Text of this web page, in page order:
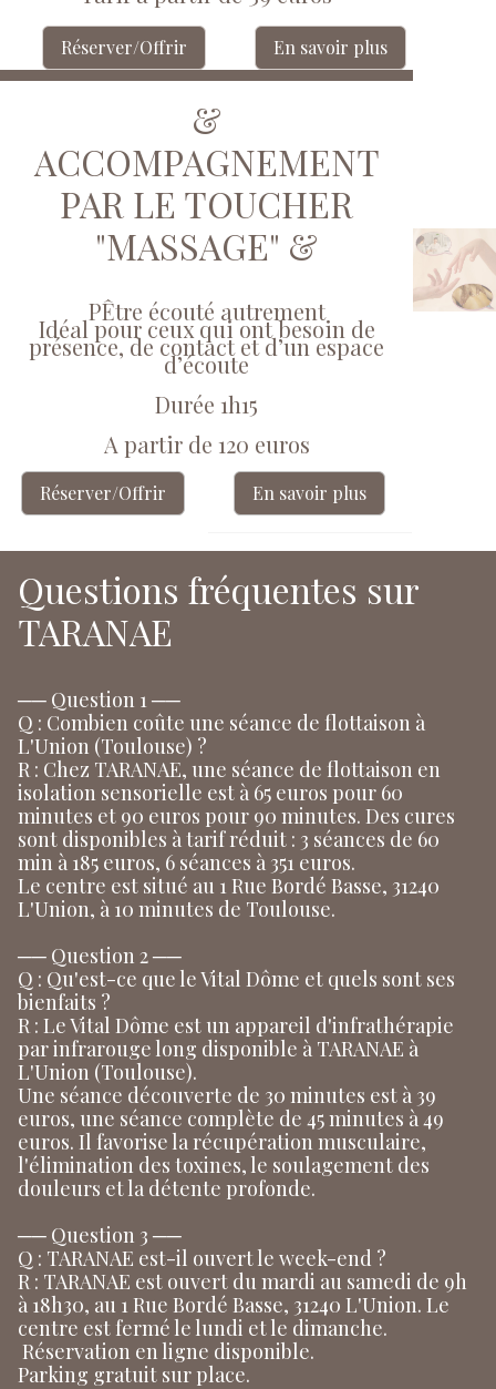
Réserver/Offrir En savoir plus
&
ACCOMPAGNEMENT
PAR LE TOUCHER
"MASSAGE" &
PÊtre écouté autrement
Idéal pour ceux qui ont besoin de
présence, de contact et d’un espace
d’écoute
Durée 1h15
A partir de 120 euros
Réserver/Offrir En savoir plus
Questions fréquentes sur
TARANAE
── Question 1 ──
Q : Combien coûte une séance de flottaison à
L'Union (Toulouse) ?
R : Chez TARANAE, une séance de flottaison en
isolation sensorielle est à 65 euros pour 60
minutes et 90 euros pour 90 minutes. Des cures
sont disponibles à tarif réduit : 3 séances de 60
min à 185 euros, 6 séances à 351 euros.
Le centre est situé au 1 Rue Bordé Basse, 31240
L'Union, à 10 minutes de Toulouse.
── Question 2 ──
Q : Qu'est-ce que le Vital Dôme et quels sont ses
bienfaits ?
R : Le Vital Dôme est un appareil d'infrathérapie
par infrarouge long disponible à TARANAE à
L'Union (Toulouse).
Une séance découverte de 30 minutes est à 39
euros, une séance complète de 45 minutes à 49
euros. Il favorise la récupération musculaire,
l'élimination des toxines, le soulagement des
douleurs et la détente profonde.
── Question 3 ──
Q : TARANAE est-il ouvert le week-end ?
R : TARANAE est ouvert du mardi au samedi de 9h
à 18h30, au 1 Rue Bordé Basse, 31240 L'Union. Le
centre est fermé le lundi et le dimanche.
Réservation en ligne disponible.
Parking gratuit sur place.